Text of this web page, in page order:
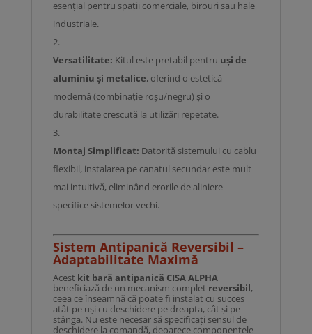
esențial pentru spații comerciale, birouri sau hale
industriale.
Versatilitate: Kitul este pretabil pentru uși de
aluminiu și metalice, oferind o estetică
modernă (combinație roșu/negru) și o
durabilitate crescută la utilizări repetate.
Montaj Simplificat: Datorită sistemului cu cablu
flexibil, instalarea pe canatul secundar este mult
mai intuitivă, eliminând erorile de aliniere
specifice sistemelor vechi.
Sistem Antipanică Reversibil –
Adaptabilitate Maximă
Acest kit bară antipanică CISA ALPHA
beneficiază de un mecanism complet reversibil,
ceea ce înseamnă că poate fi instalat cu succes
atât pe uși cu deschidere pe dreapta, cât și pe
stânga. Nu este necesar să specificați sensul de
deschidere la comandă, deoarece componentele